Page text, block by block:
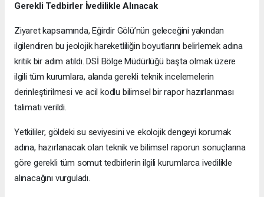
Gerekli Tedbirler İvedilikle Alınacak
​Ziyaret kapsamında, Eğirdir Gölü’nün geleceğini yakından
ilgilendiren bu jeolojik hareketliliğin boyutlarını belirlemek adına
kritik bir adım atıldı. DSİ Bölge Müdürlüğü başta olmak üzere
ilgili tüm kurumlara, alanda gerekli teknik incelemelerin
derinleştirilmesi ve acil kodlu bilimsel bir rapor hazırlanması
talimatı verildi.
​Yetkililer, göldeki su seviyesini ve ekolojik dengeyi korumak
adına, hazırlanacak olan teknik ve bilimsel raporun sonuçlarına
göre gerekli tüm somut tedbirlerin ilgili kurumlarca ivedilikle
alınacağını vurguladı.